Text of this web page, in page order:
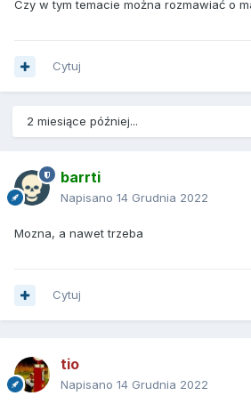
Czy w tym temacie można rozmawiać o
Cytuj
2 miesiące później...
barrti
Napisano 14 Grudnia 2022
Mozna, a nawet trzeba
Cytuj
tio
Napisano 14 Grudnia 2022